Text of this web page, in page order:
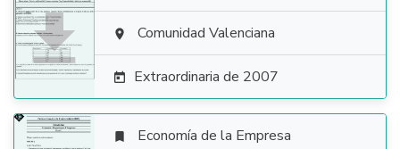
  Comunidad Valenciana
 Extraordinaria de 2007
 Economía de la Empresa